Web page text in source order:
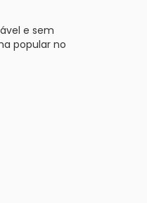
e sem
popular no